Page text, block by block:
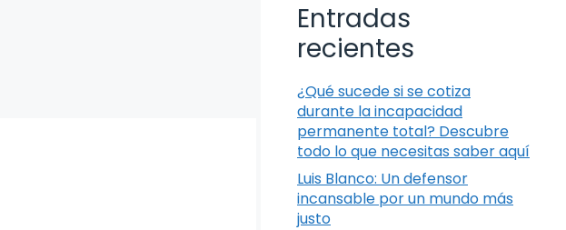
Entradas
recientes
¿Qué sucede si se cotiza
durante la incapacidad
permanente total? Descubre
todo lo que necesitas saber aquí
Luis Blanco: Un defensor
incansable por un mundo más
justo